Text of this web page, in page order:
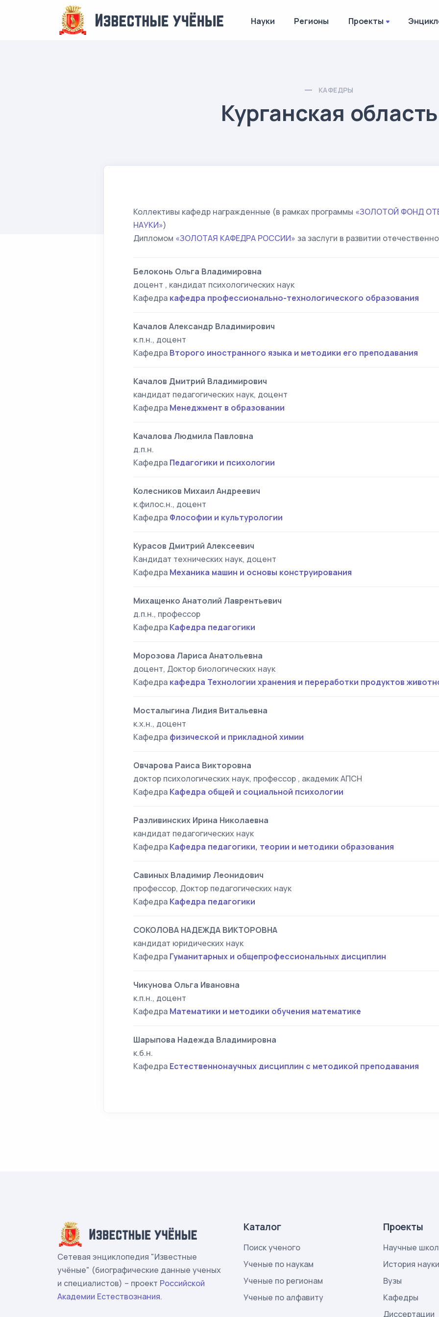
Науки Регионы Проекты
КАФЕДРЫ
Курганская область
Коллективы кафедр награжденные (в рамках программы «ЗОЛОТОЙ ФОНД
НАУКИ»)
Дипломом «ЗОЛОТАЯ КАФЕДРА РОССИИ» за заслуги в развитии
Белоконь Ольга Владимировна
доцент , кандидат психологических наук
Кафедра кафедра профессионально-технологического образования
Качалов Александр Владимирович
к.п.н., доцент
Кафедра Второго иностранного языка и методики его преподавания
Качалов Дмитрий Владимирович
кандидат педагогических наук, доцент
Кафедра Менеджмент в образовании
Качалова Людмила Павловна
д.п.н.
Кафедра Педагогики и психологии
Колесников Михаил Андреевич
к.филос.н., доцент
Кафедра Флософии и культурологии
Курасов Дмитрий Алексеевич
Кандидат технических наук, доцент
Кафедра Механика машин и основы конструирования
Михащенко Анатолий Лаврентьевич
д.п.н., профессор
Кафедра Кафедра педагогики
Морозова Лариса Анатольевна
доцент, Доктор биологических наук
Кафедра кафедра Технологии хранения и переработки продуктов
Мосталыгина Лидия Витальевна
к.х.н., доцент
Кафедра физической и прикладной химии
Овчарова Раиса Викторовна
доктор психологических наук, профессор , академик АПСН
Кафедра Кафедра общей и социальной психологии
Разливинских Ирина Николаевна
кандидат педагогических наук
Кафедра Кафедра педагогики, теории и методики образования
Савиных Владимир Леонидович
профессор, Доктор педагогических наук
Кафедра Кафедра педагогики
СОКОЛОВА НАДЕЖДА ВИКТОРОВНА
кандидат юридических наук
Кафедра Гуманитарных и общепрофессиональных дисциплин
Чикунова Ольга Ивановна
к.п.н., доцент
Кафедра Математики и методики обучения математике
Шарыпова Надежда Владимировна
к.б.н.
Кафедра Естественнонаучных дисциплин с методикой преподавания
Сетевая энциклопедия "Известные
учёные" (биографические данные ученых
и специалистов) – проект Российской
Академии Естествознания.
Каталог
Поиск ученого
Ученые по наукам
Ученые по регионам
Ученые по алфавиту
Проекты
Научные
История науки
Вузы
Кафедры
Диссертации